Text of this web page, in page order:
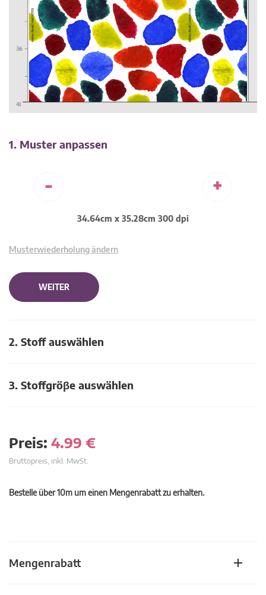
1. Muster anpassen
- +
34.64cm x 35.28cm 300 dpi
Musterwiederholung ändern
WEITER
2. Stoff auswählen
3. Stoffgröβe auswählen
Preis: 4.99 €
Bruttopreis, inkl. MwSt.
Bestelle über 10m um einen Mengenrabatt zu erhalten.
Mengenrabatt